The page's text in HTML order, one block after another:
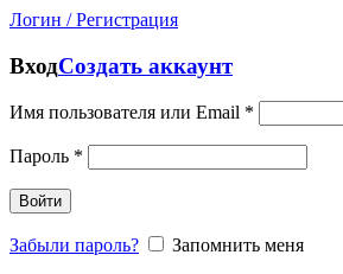
Логин / Регистрация
ВходСоздать аккаунт
Имя пользователя или Email *
Пароль *
Войти
Забыли пароль?
Запомнить меня